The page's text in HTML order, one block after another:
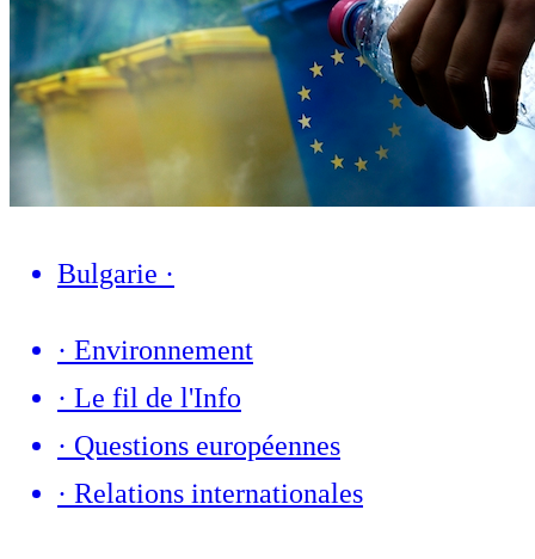
Bulgarie ·
· Environnement
· Le fil de l'Info
· Questions européennes
· Relations internationales